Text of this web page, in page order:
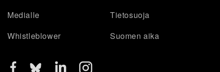
Medialle
Tietosuoja
Whistleblower
Suomen aika